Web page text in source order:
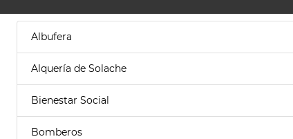
Albufera
Alquería de Solache
Bienestar Social
Bomberos